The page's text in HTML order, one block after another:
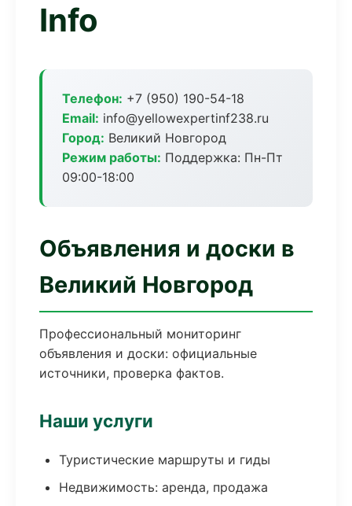
Info
Телефон: +7 (950) 190-54-18
Email: info@yellowexpertinf238.ru
Город: Великий Новгород
Режим работы: Поддержка: Пн-Пт
09:00-18:00
Объявления и доски в
Великий Новгород
Профессиональный мониторинг
объявления и доски: официальные
источники, проверка фактов.
Наши услуги
Туристические маршруты и гиды
Недвижимость: аренда, продажа